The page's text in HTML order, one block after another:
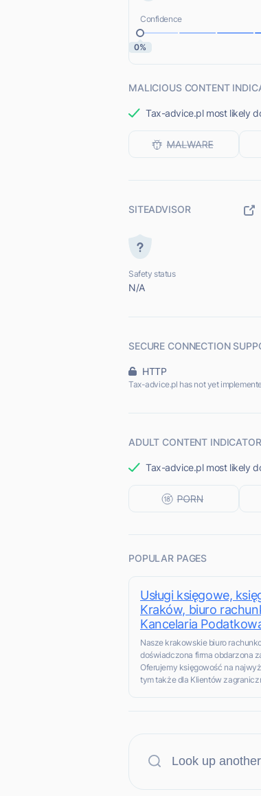
Confidence
0%
MALICIOUS CONTENT
Tax-advice.pl most likely
SITEADVISOR
Safety status
N/A
SECURE CONNECTION
HTTP
Tax-advice.pl has not yet
ADULT CONTENT
Tax-advice.pl most likely
POPULAR PAGES
Usługi księgowe,
Kraków, biuro
Kancelaria
Nasze krakowskie biuro
doświadczona firma obdarzona
Oferujemy księgowość na
tym także dla Klientów